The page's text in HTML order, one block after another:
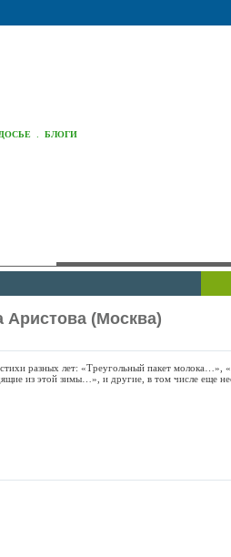
ДОСЬЕ БЛОГИ
Аристова (Москва)
разных лет: «Треугольный пакет молока…»,
из этой зимы…», и другие, в том числе еще